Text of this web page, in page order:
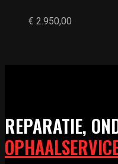
€ 2.950,00
REPARATIE,